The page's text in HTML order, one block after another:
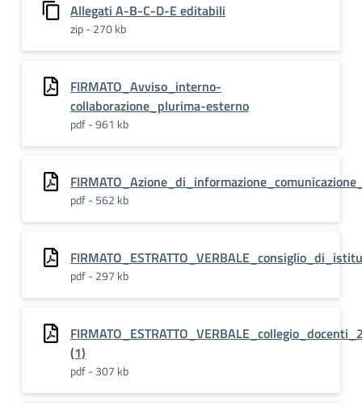
Allegati A-B-C-D-E editabili
zip - 270 kb
FIRMATO_Avviso_interno-
collaborazione_plurima-esterno
pdf - 961 kb
pdf - 562 kb
pdf - 297 kb
(1)
pdf - 307 kb